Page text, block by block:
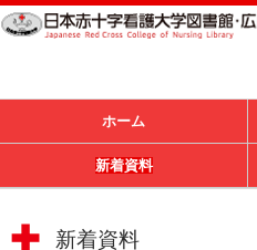
ホーム
新着資料
新着資料